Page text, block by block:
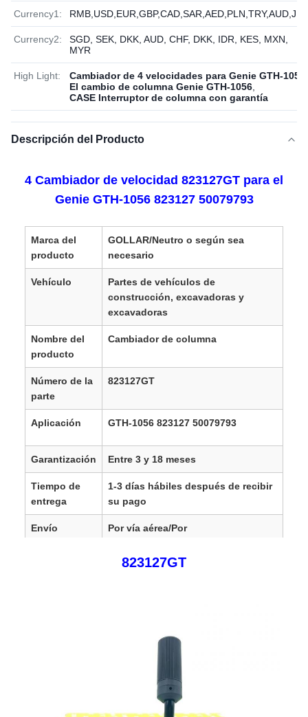
Currency1: RMB,USD,EUR,GBP,CAD,SAR,AED,PLN,TRY,AUD,JPY
Currency2:
SGD, SEK, DKK, AUD, CHF, DKK, IDR, KES, MXN,
MYR
High Light: Cambiador de 4 velocidades para Genie GTH-1056
El cambio de columna Genie GTH-1056
CASE Interruptor de columna con garantía
Descripción del Producto
4 Cambiador de velocidad 823127GT para el
Genie GTH-1056 823127 50079793
Marca del
producto
GOLLAR/Neutro o según sea
necesario
Vehículo
Partes de vehículos de
construcción, excavadoras y
excavadoras
Nombre del
producto
Cambiador de columna
Número de la
parte
823127GT
Aplicación GTH-1056 823127 50079793
Garantización Entre 3 y 18 meses
Tiempo de
entrega
1-3 días hábiles después de recibir
su pago
Envío
Por vía aérea/Por
En el caso de las empresas de
SGD, SEK, DKK, HKD,
las entidades financieras, el
calculará en función de la cantidad
total de las contribuciones.
823127GT